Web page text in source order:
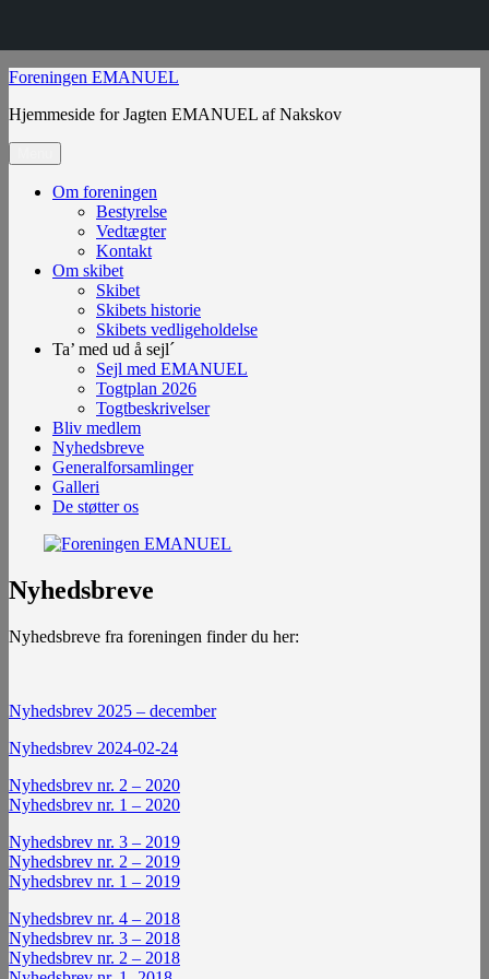
Videre
indhold
Foreningen EMANUEL
Hjemmeside for Jagten EMANUEL af Nakskov
Om foreningen
Bestyrelse
Vedtægter
Kontakt
Om skibet
Skibet
Skibets historie
Skibets vedligeholdelse
Ta’ med ud å sejl´
Sejl med EMANUEL
Togtplan 2026
Togtbeskrivelser
Bliv medlem
Nyhedsbreve
Generalforsamlinger
Galleri
De støtter os
Nyhedsbreve
Nyhedsbreve fra foreningen finder du her:
Nyhedsbrev 2025 – december
Nyhedsbrev 2024-02-24
Nyhedsbrev nr. 2 – 2020
Nyhedsbrev nr. 1 – 2020
Nyhedsbrev nr. 3 – 2019
Nyhedsbrev nr. 2 – 2019
Nyhedsbrev nr. 1 – 2019
Nyhedsbrev nr. 4 – 2018
Nyhedsbrev nr. 3 – 2018
Nyhedsbrev nr. 2 – 2018